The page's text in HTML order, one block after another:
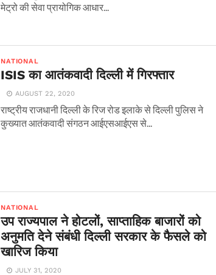
मेट्रो की सेवा प्रायोगिक आधार...
NATIONAL
ISIS का आतंकवादी दिल्ली में गिरफ्तार
AUGUST 22, 2020
राष्ट्रीय राजधानी दिल्ली के रिज रोड इलाके से दिल्ली पुलिस ने
कुख्यात आतंकवादी संगठन आईएसआईएस से...
NATIONAL
उप राज्यपाल ने होटलों, साप्ताहिक बाजारों को
अनुमति देने संबंधी दिल्ली सरकार के फैसले को
खारिज किया
JULY 31, 2020